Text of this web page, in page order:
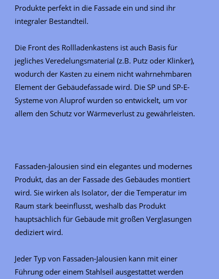
Produkte perfekt in die Fassade ein und sind ihr
integraler Bestandteil.
Die Front des Rollladenkastens ist auch Basis für
jegliches Veredelungsmaterial (z.B. Putz oder Klinker),
wodurch der Kasten zu einem nicht wahrnehmbaren
Element der Gebäudefassade wird. Die SP und SP-E-
Systeme von Aluprof wurden so entwickelt, um vor
allem den Schutz vor Wärmeverlust zu gewährleisten.
Fassaden-Jalousien sind ein elegantes und modernes
Produkt, das an der Fassade des Gebäudes montiert
wird. Sie wirken als Isolator, der die Temperatur im
Raum stark beeinflusst, weshalb das Produkt
hauptsächlich für Gebäude mit großen Verglasungen
dediziert wird.
Jeder Typ von Fassaden-Jalousien kann mit einer
Führung oder einem Stahlseil ausgestattet werden